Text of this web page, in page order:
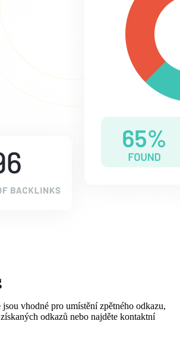
vhodné pro umístění zpětného odkazu,
odkazů nebo najděte kontaktní